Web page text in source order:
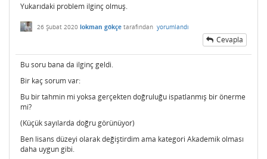
Yukarıdaki problem ilginç olmuş.
26 Şubat 2020 lokman gökçe tarafından yorumlandı
Cevapla
Bu soru bana da ilginç geldi.
Bir kaç sorum var:
Bu bir tahmin mi yoksa gerçekten doğruluğu ispatlanmış bir önerme
mi?
(Küçük sayılarda doğru görünüyor)
Ben lisans düzeyi olarak değiştirdim ama kategori Akademik olması
daha uygun gibi.